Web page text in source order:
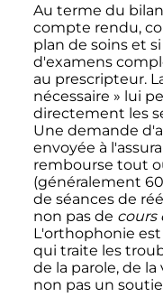
Au terme du
compte rendu,
plan de soins et
d'examens
au prescripteur.
nécessaire » lui
directement les
Une demande
envoyée à
rembourse tout
(généralement 60
de séances de
non pas de cours
L'orthophonie
qui traite les
de la parole, de
non pas un